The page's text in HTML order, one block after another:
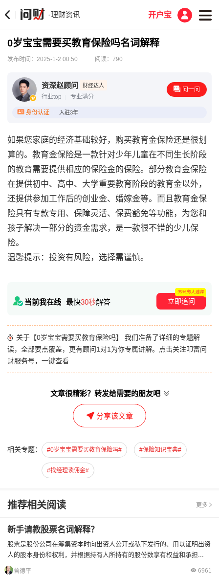
·理财资讯 开户宝
0岁宝宝需要买教育保险吗名词解释
发布时间：2025-1-2 00:50 阅读：790
资深赵顾问 财经达人
行业top 专业满分
问一问
身份认证 入驻3年
如果您家庭的经济基础较好，购买教育金保险还是很划
算的。教育金保险是一款针对少年儿童在不同生长阶段
的教育需要提供相应的保险金的保险。部分教育金保险
在提供初中、高中、大学重要教育阶段的教育金以外，
还提供参加工作后的创业金、婚嫁金等。而且教育金保
险具有专款专用、保障灵活、保费豁免等功能，为您和
孩子解决一部分的资金需求，是一款很不错的少儿保
险。
温馨提示：投资有风险，选择需谨慎。
当前我在线 最快30秒解答 立即追问
99%的人选择
关于【0岁宝宝需要买教育保险吗】 我们准备了详细的专题解
读，全部要点覆盖，更有顾问1对1为你专属讲解。点击关注叩富问
财服务号，一键查看
文章很精彩？转发给需要的朋友吧
分享该文章
相关专题： #0岁宝宝需要买教育保险吗# #保险知识宝典#
#找经理谈佣金#
推荐相关阅读 更多
新手请教股票名词解释？
股票是股份公司在筹集资本时向出资人公开或私下发行的、用以证明出资
人的股本身份和权利，并根据持有人所持有的股份数享有权益和承担...
曾德平 6961